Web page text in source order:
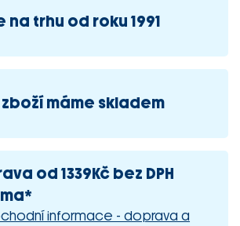
na trhu od roku 1991
zboží máme skladem
od 1339Kč bez DPH
informace - doprava a